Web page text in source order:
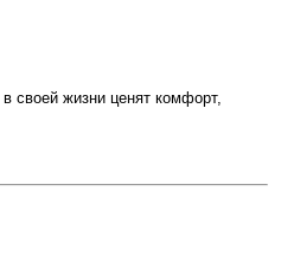
своей жизни ценят комфорт,